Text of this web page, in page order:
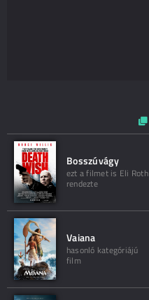
Bosszúvágy
ezt a filmet is Eli Roth
rendezte
Vaiana
hasonló kategóriájú
film